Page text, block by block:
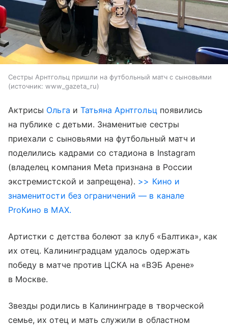
Сестры Арнтгольц пришли на футбольный матч с сыновьями
источник: www_gazeta_ru
Актрисы Ольга и Татьяна Арнтгольц появились
на публике с детьми. Знаменитые сестры
приехали с сыновьями на футбольный матч и
поделились кадрами со стадиона в Instagram
(владелец компания Meta признана в России
экстремистской и запрещена). >> Кино и
знаменитости без ограничений — в канале
ProКино в MAX.
Артистки с детства болеют за клуб «Балтика», как
их отец. Калининградцам удалось одержать
победу в матче против ЦСКА на «ВЭБ Арене»
в Москве.
Звезды родились в Калининграде в творческой
семье, их отец и мать служили в областном